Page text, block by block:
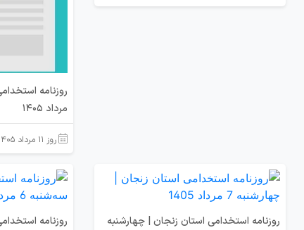
مرداد 1405
روز ۱۱ مرداد ۱۴۰۵
روزنامه استخدامی استان زنجان | چهارشنبه